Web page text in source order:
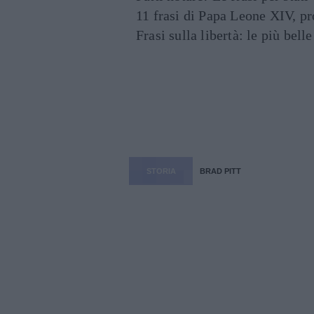
11 frasi di Papa Leone XIV,
Frasi sulla libertà: le più
BRAD PITT